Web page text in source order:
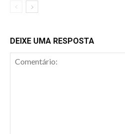
DEIXE UMA RESPOSTA